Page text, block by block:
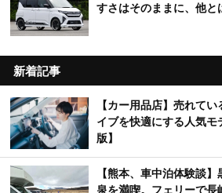
すさはそのままに、他と
新着記事
【カー用品店】売れて
イブを快適にする人気モ
版】
【熊本、車中泊体験談
泉を満喫。フェリーで長